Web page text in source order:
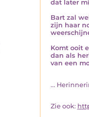
dat later
Bart zal
zijn haar
Komt ooit
dan als
van een
...
Zie ook: